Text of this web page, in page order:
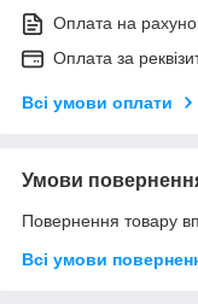
Оплата на
Оплата за
Всі умови оплати
Умови
Повернення товару
Всі умови